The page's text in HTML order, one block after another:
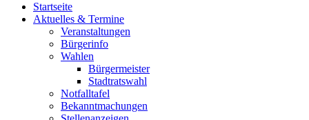
Startseite
Aktuelles & Termine
Veranstaltungen
Bürgerinfo
Wahlen
Bürgermeister
Stadtratswahl
Notfalltafel
Bekanntmachungen